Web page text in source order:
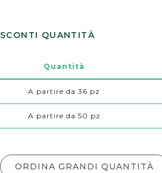
SCONTI QUANTITÀ
Quantità
A partire da 36 pz
A partire da 50 pz
ORDINA GRANDI QUANTITÀ